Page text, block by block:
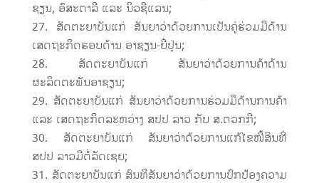
ຊຽນ, ອົສະຕາລີ ແລະ ນິວຊີແລນ;
ສັດຕະຍາບັນແກ່ ສັນຍາວ່າດ້ວຍການເປັນຄູ່ຮ່ວມມືດ້ານ
ເສດຖະກິດຮອບດ້ານ ອາຊຽນ-ຍີ່ປຸ່ນ;
ສັດຕະຍາບັນແກ່ ສັນຍາວ່າດ້ວຍການຄ້າດ້ານ
ຜະລິດຕະພັນອາຊຽນ;
ສັດຕະຍາບັນແກ່ ສັນຍາວ່າດ້ວຍການຮ່ວມມືດ້ານການຄ້າ
ແລະ ເສດຖະກິດລະຫວ່າງ ສປປ ລາວ ກັບ ສ.ຕວກກີ;
ສັດຕະຍາບັນແກ່ ສັນຍາວ່າດ້ວຍການແກ້ໄຂໜີ້ສິນທີ່
ສປປ ລາວມີຕໍ່ລັດເຊຍ;
ສັດຕະຍາບັນແກ່ ສົນທິສັນຍາວ່າດ້ວຍການປົກປ້ອງຄວາມ